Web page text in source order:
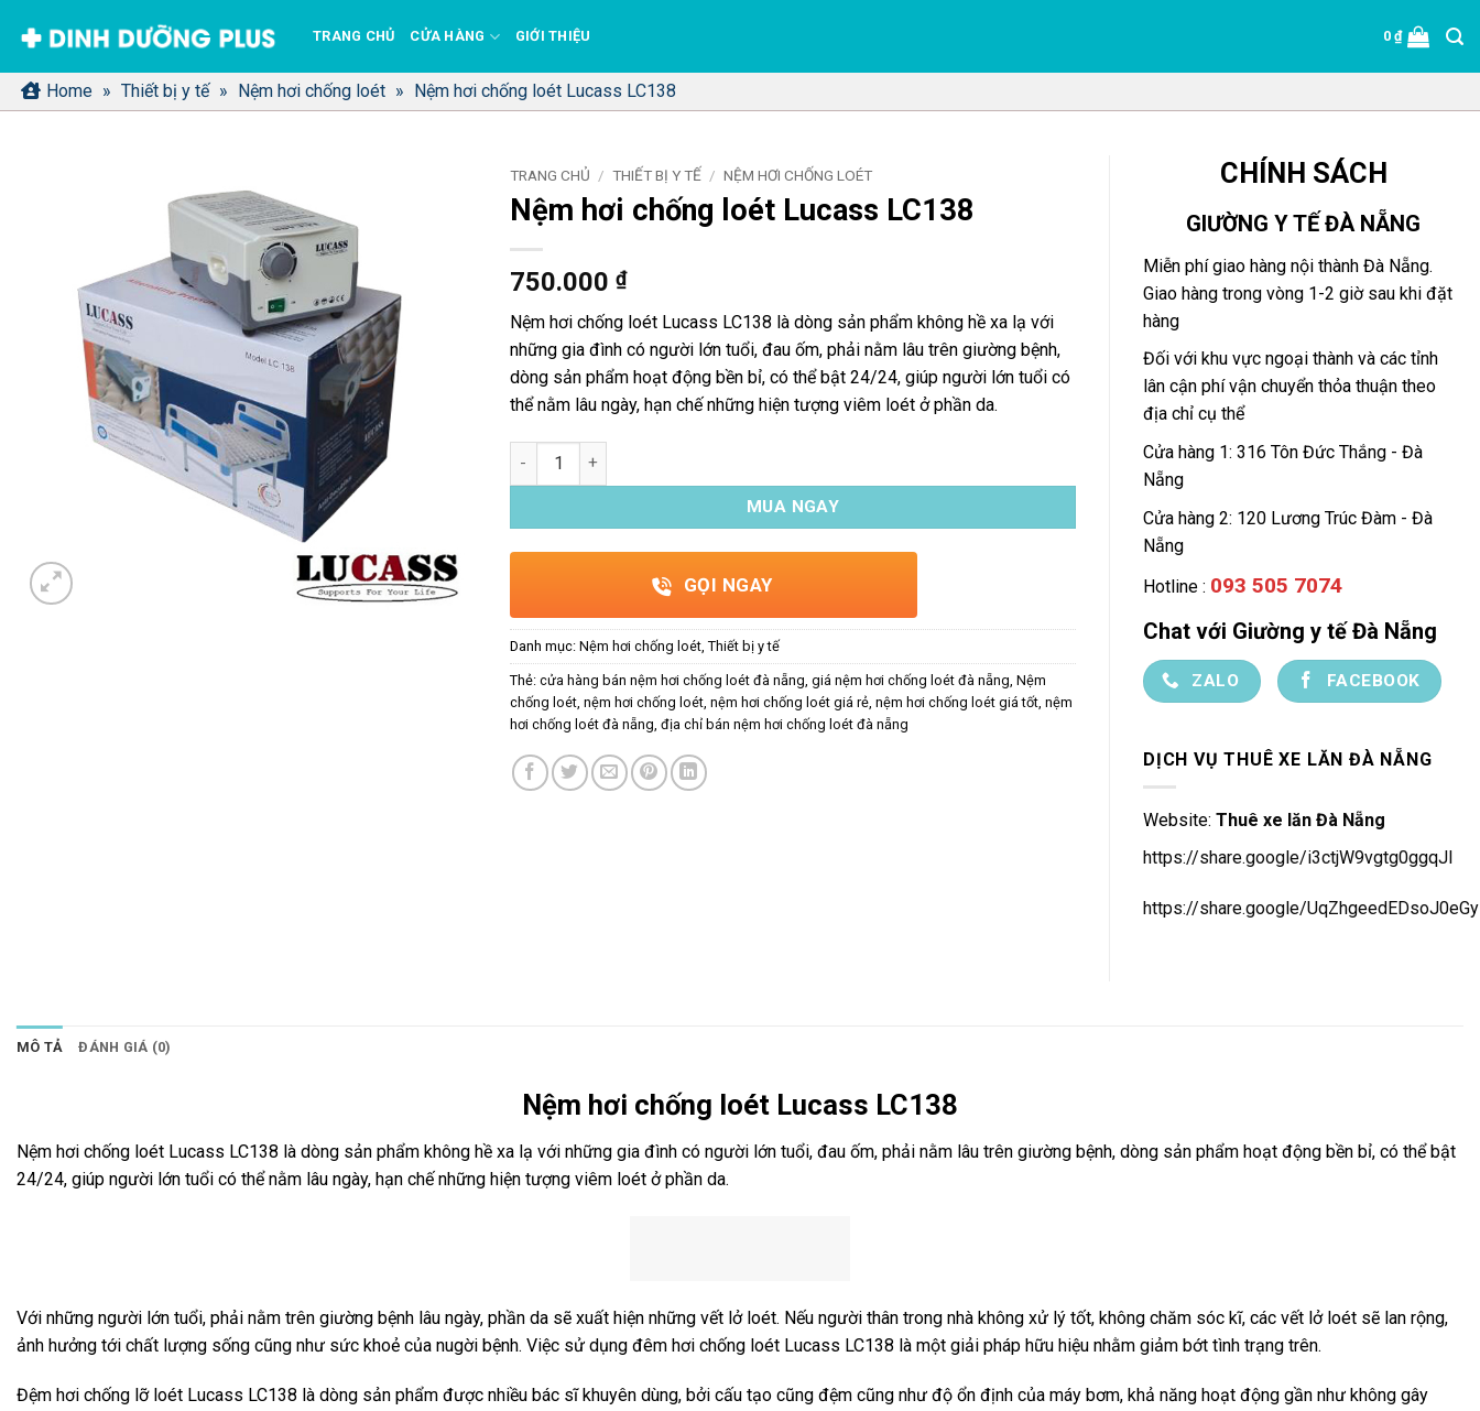
qua
nội
dung
TRANG CHỦ CỬA HÀNG GIỚI THIỆU 0₫
Home » Thiết bị y tế » Nệm hơi chống loét » Nệm hơi chống loét Lucass LC138
TRANG CHỦ / THIẾT BỊ Y TẾ / NỆM HƠI CHỐNG LOÉT
Nệm hơi chống loét Lucass LC138
750.000 ₫
Nệm hơi chống loét Lucass LC138 là dòng sản phẩm không hề xa lạ với
những gia đình có người lớn tuổi, đau ốm, phải nằm lâu trên giường bệnh,
dòng sản phẩm hoạt động bền bỉ, có thể bật 24/24, giúp người lớn tuổi có
thể nằm lâu ngày, hạn chế những hiện tượng viêm loét ở phần da.
Nệm hơi chống loét Lucass LC138 số lượng
MUA NGAY
GỌI NGAY
Danh mục: Nệm hơi chống loét Thiết bị y tế
Thẻ: cửa hàng bán nệm hơi chống loét đà nẵng giá nệm hơi chống loét đà nẵng Nệm
chống loét nệm hơi chống loét nệm hơi chống loét giá rẻ nệm hơi chống loét giá tốt nệm
hơi chống loét đà nẵng địa chỉ bán nệm hơi chống loét đà nẵng
CHÍNH SÁCH
GIƯỜNG Y TẾ ĐÀ NẴNG
Miễn phí giao hàng nội thành Đà Nẵng.
Giao hàng trong vòng 1-2 giờ sau khi đặt
hàng
Đối với khu vực ngoại thành và các tỉnh
lân cận phí vận chuyển thỏa thuận theo
địa chỉ cụ thể
Cửa hàng 1: 316 Tôn Đức Thắng - Đà
Nẵng
Cửa hàng 2: 120 Lương Trúc Đàm - Đà
Nẵng
Hotline : 093 505 7074
Chat với Giường y tế Đà Nẵng
ZALO FACEBOOK
DỊCH VỤ THUÊ XE LĂN ĐÀ NẴNG
Website: Thuê xe lăn Đà Nẵng
https://share.google/i3ctjW9vgtg0ggqJl
https://share.google/UqZhgeedEDsoJ0eGy
MÔ TẢ ĐÁNH GIÁ (0)
Nệm hơi chống loét Lucass LC138
Nệm hơi chống loét Lucass LC138 là dòng sản phẩm không hề xa lạ với những gia đình có người lớn tuổi, đau ốm, phải nằm lâu trên giường bệnh, dòng sản phẩm hoạt động bền bỉ, có thể bật
24/24, giúp người lớn tuổi có thể nằm lâu ngày, hạn chế những hiện tượng viêm loét ở phần da.
Với những người lớn tuổi, phải nằm trên giường bệnh lâu ngày, phần da sẽ xuất hiện những vết lở loét. Nếu người thân trong nhà không xử lý tốt, không chăm sóc kĩ, các vết lở loét sẽ lan rộng,
ảnh hưởng tới chất lượng sống cũng như sức khoẻ của nugời bệnh. Việc sử dụng đêm hơi chống loét Lucass LC138 là một giải pháp hữu hiệu nhằm giảm bớt tình trạng trên.
Đệm hơi chống lỡ loét Lucass LC138 là dòng sản phẩm được nhiều bác sĩ khuyên dùng, bởi cấu tạo cũng đệm cũng như độ ổn định của máy bơm, khả năng hoạt động gần như không gây